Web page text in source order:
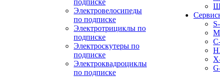
подписке
Электровелосипеды
по подписке
Электротрициклы по
подписке
Электроскутеры по
подписке
Электроквадроциклы
по подписке